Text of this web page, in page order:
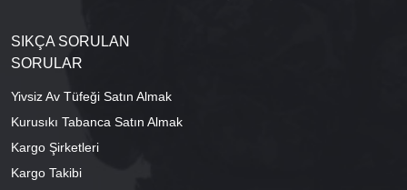
SIKÇA SORULAN
SORULAR
Yivsiz Av Tüfeği Satın Almak
Kurusıkı Tabanca Satın Almak
Kargo Şirketleri
Kargo Takibi